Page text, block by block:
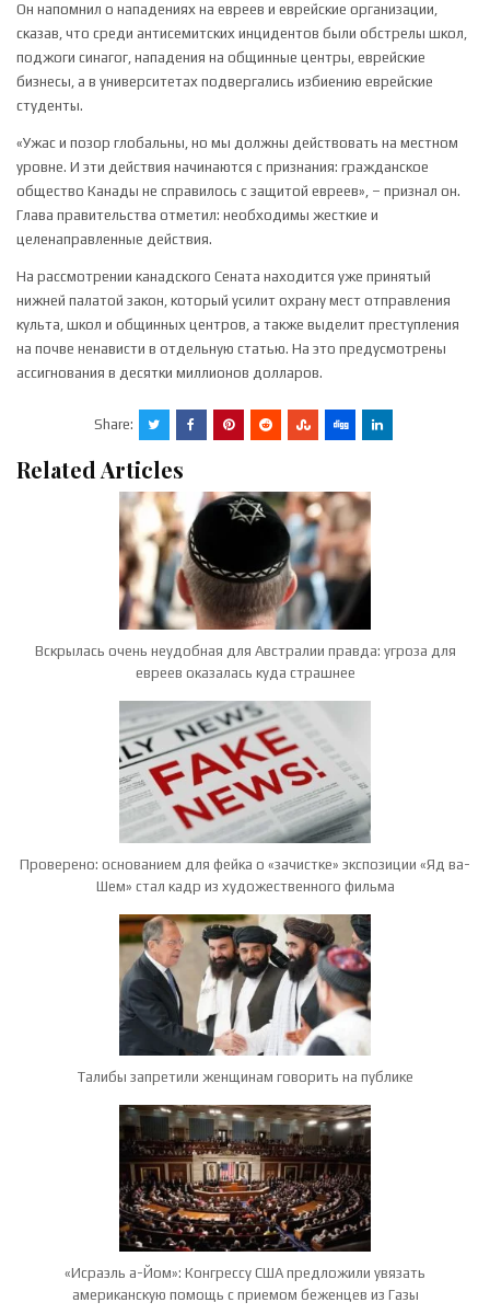
Он напомнил о нападениях на евреев и еврейские организации,
сказав, что среди антисемитских инцидентов были обстрелы школ,
поджоги синагог, нападения на общинные центры, еврейские
бизнесы, а в университетах подвергались избиению еврейские
студенты.
«Ужас и позор глобальны, но мы должны действовать на местном
уровне. И эти действия начинаются с признания: гражданское
общество Канады не справилось с защитой евреев», – признал он.
Глава правительства отметил: необходимы жесткие и
целенаправленные действия.
На рассмотрении канадского Сената находится уже принятый
нижней палатой закон, который усилит охрану мест отправления
культа, школ и общинных центров, а также выделит преступления
на почве ненависти в отдельную статью. На это предусмотрены
ассигнования в десятки миллионов долларов.
Share:
Related Articles
Вскрылась очень неудобная для Австралии правда: угроза для
евреев оказалась куда страшнее
Проверено: основанием для фейка о «зачистке» экспозиции «Яд ва-
Шем» стал кадр из художественного фильма
Талибы запретили женщинам говорить на публике
«Исраэль а-Йом»: Конгрессу США предложили увязать
американскую помощь с приемом беженцев из Газы